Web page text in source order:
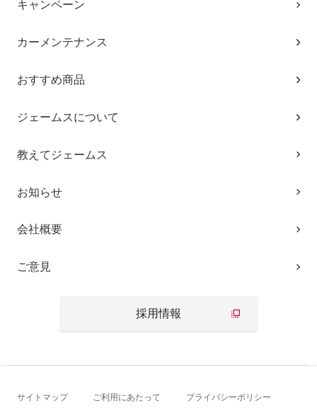
キャンペーン
カーメンテナンス
おすすめ商品
ジェームスについて
教えてジェームス
お知らせ
会社概要
ご意見
採用情報
サイトマップ ご利用にあたって プライバシーポリシー